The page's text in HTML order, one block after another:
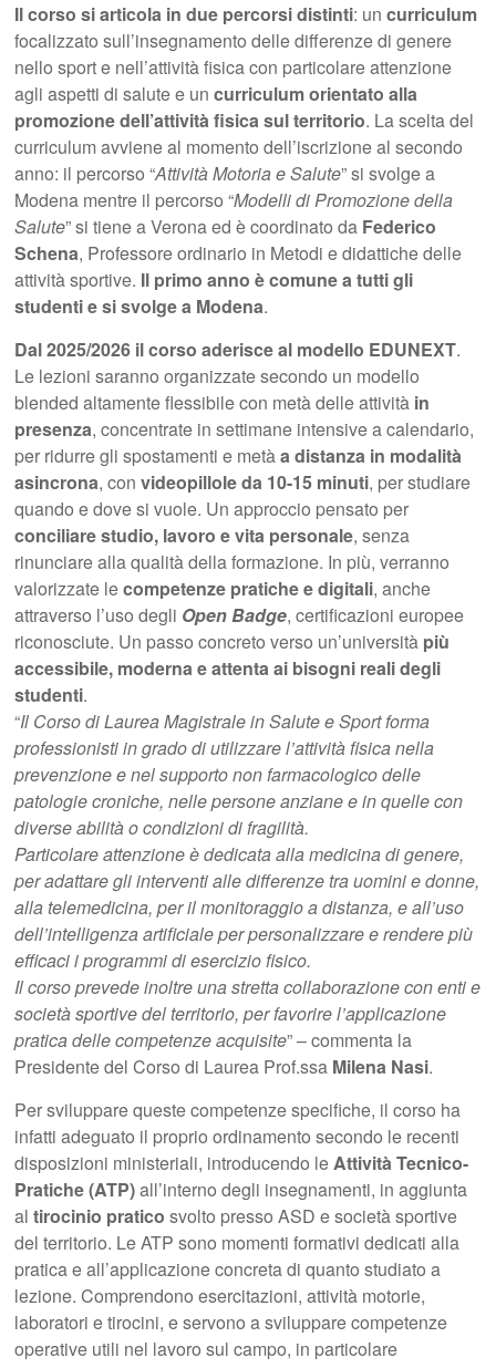
Il corso si articola in due percorsi distinti: uncurriculum
focalizzato sull’insegnamento delle differenze di genere
nello sport e nell’attività fisica con particolare attenzione
agli aspetti di salute e uncurriculum orientato alla
promozione dell’attività fisica sul territorio. La scelta del
curriculum avviene al momento dell’iscrizione al secondo
anno: il percorso “Attività Motoria e Salute” si svolge a
Modena mentre il percorso “Modelli di Promozione della
Salute” si tiene a Verona ed è coordinato da Federico
Schena, Professore ordinario in Metodi e didattiche delle
attività sportive. Il primo anno è comune a tutti gli
studenti e si svolge a Modena.
Dal 2025/2026 il corso aderisce al modello EDUNEXT.
Le lezioni saranno organizzate secondo un modello
blended altamente flessibile con metà delle attività in
presenza, concentrate in settimane intensive a calendario,
per ridurre gli spostamenti e metàa distanza in modalità
asincrona, convideopillole da 10-15 minuti, per studiare
quando e dove si vuole. Un approccio pensato per
conciliare studio, lavoro e vita personale, senza
rinunciare alla qualità della formazione. In più, verranno
valorizzate lecompetenze pratiche e digitali, anche
attraverso l’uso degli Open Badge, certificazioni europee
riconosciute. Un passo concreto verso un’università più
accessibile, moderna e attenta ai bisogni reali degli
studenti.
“Il Corso di Laurea Magistrale in Salute e Sport forma
professionisti in grado di utilizzare l’attività fisica nella
prevenzione e nel supporto non farmacologico delle
patologie croniche, nelle persone anziane e in quelle con
diverse abilità o condizioni di fragilità.
Particolare attenzione è dedicata alla medicina di genere,
per adattare gli interventi alle differenze tra uomini e donne,
alla telemedicina, per il monitoraggio a distanza, e all’uso
dell’intelligenza artificiale per personalizzare e rendere più
efficaci i programmi di esercizio fisico.
Il corso prevede inoltre una stretta collaborazione con enti e
società sportive del territorio, per favorire l’applicazione
pratica delle competenze acquisite” – commenta la
Presidente del Corso di Laurea Prof.ssa Milena Nasi.
Per sviluppare queste competenze specifiche, il corso ha
infatti adeguato il proprio ordinamento secondo le recenti
disposizioni ministeriali, introducendo leAttività Tecnico-
Pratiche (ATP)all’interno degli insegnamenti, in aggiunta
altirocinio pratico svolto presso ASD e società sportive
del territorio. Le ATP sono momenti formativi dedicati alla
pratica e all’applicazione concreta di quanto studiato a
lezione. Comprendono esercitazioni, attività motorie,
laboratori e tirocini, e servono a sviluppare competenze
operative utili nel lavoro sul campo, in particolare